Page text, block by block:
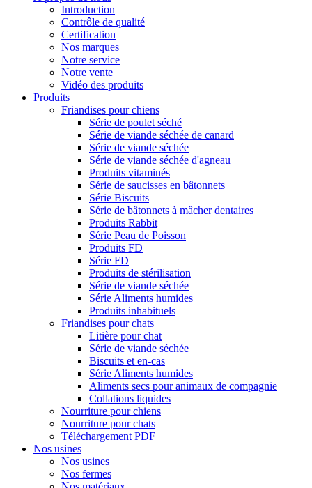
Introduction
Contrôle de qualité
Certification
Nos marques
Notre service
Notre vente
Vidéo des produits
Produits
Friandises pour chiens
Série de poulet séché
Série de viande séchée de canard
Série de viande séchée
Série de viande séchée d'agneau
Produits vitaminés
Série de saucisses en bâtonnets
Série Biscuits
Série de bâtonnets à mâcher dentaires
Produits Rabbit
Série Peau de Poisson
Produits FD
Série FD
Produits de stérilisation
Série de viande séchée
Série Aliments humides
Produits inhabituels
Friandises pour chats
Litière pour chat
Série de viande séchée
Biscuits et en-cas
Série Aliments humides
Aliments secs pour animaux de compagnie
Collations liquides
Nourriture pour chiens
Nourriture pour chats
Téléchargement PDF
Nos usines
Nos usines
Nos fermes